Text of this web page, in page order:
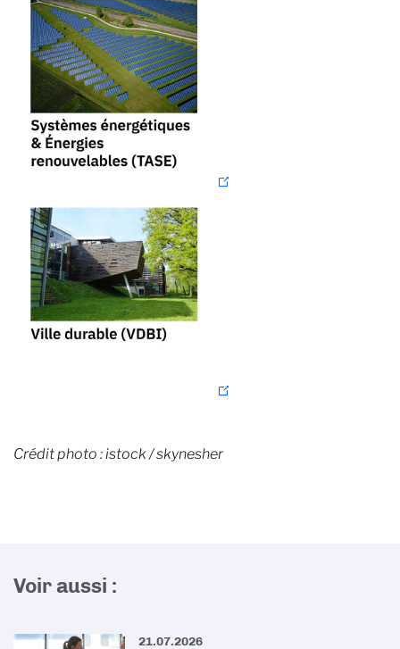
Crédit photo : istock / skynesher
Voir aussi :
21.07.2026